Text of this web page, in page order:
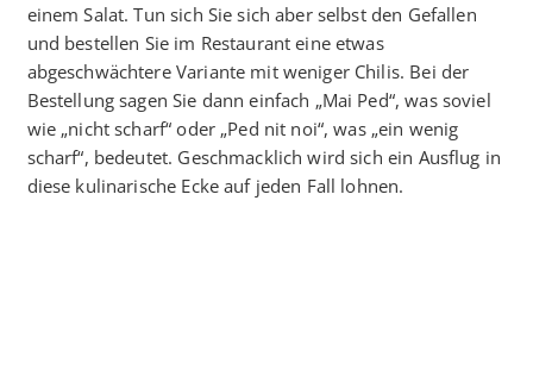
einem Salat. Tun sich Sie sich aber selbst den Gefallen
und bestellen Sie im Restaurant eine etwas
abgeschwächtere Variante mit weniger Chilis. Bei der
Bestellung sagen Sie dann einfach „Mai Ped“, was soviel
wie „nicht scharf“ oder „Ped nit noi“, was „ein wenig
scharf“, bedeutet. Geschmacklich wird sich ein Ausflug in
diese kulinarische Ecke auf jeden Fall lohnen.